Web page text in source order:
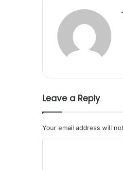
Leave a Reply
Your email address will